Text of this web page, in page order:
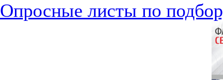
Опросные листы по